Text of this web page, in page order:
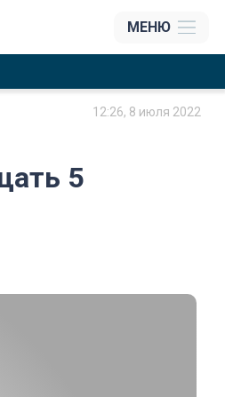
МЕНЮ
12:26, 8 июля 2022
5